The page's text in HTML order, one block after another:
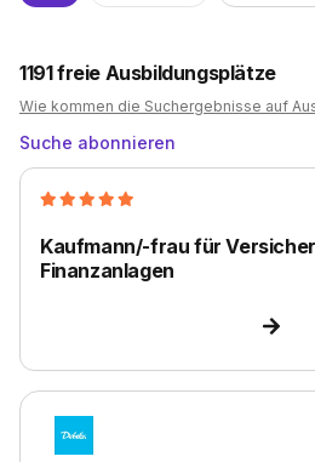
1191freie Ausbildungsplätze
Wie kommen die Suchergebnisse auf
Suche abonnieren
Kaufmann/-frau für
Finanzanlagen